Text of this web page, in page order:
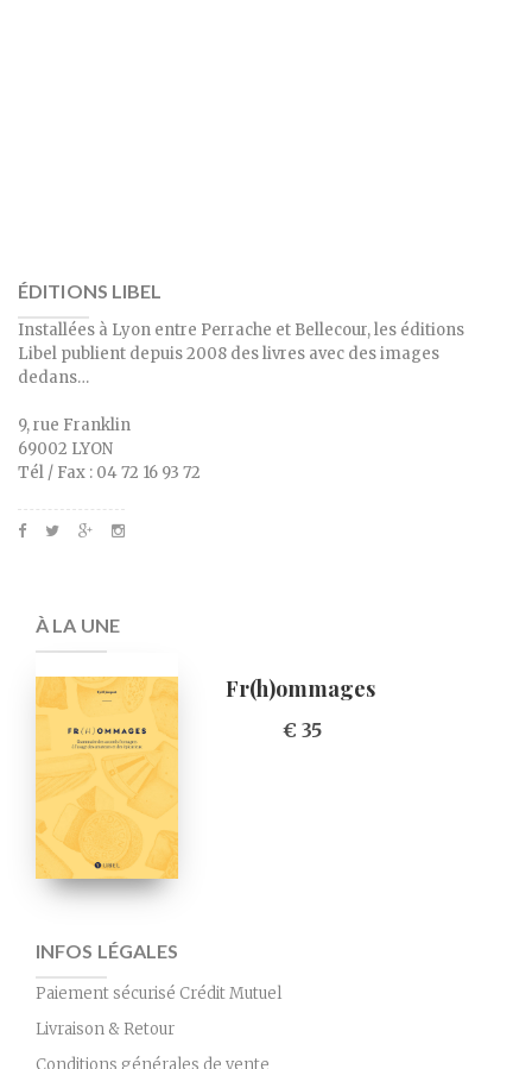
ÉDITIONS LIBEL
Installées à Lyon entre Perrache et Bellecour, les éditions
Libel publient depuis 2008 des livres avec des images
dedans…
9, rue Franklin
69002 LYON
Tél / Fax : 04 72 16 93 72
À LA UNE
Fr(h)ommages
€ 35
INFOS LÉGALES
Paiement sécurisé Crédit Mutuel
Livraison & Retour
Conditions générales de vente